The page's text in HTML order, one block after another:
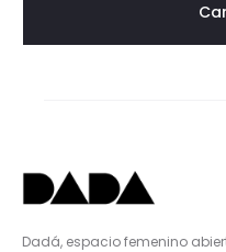
Dadá, espacio femenino